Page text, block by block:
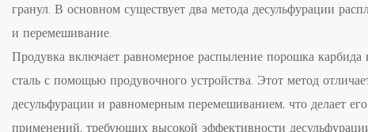
гранул. В основном существует два метода десульфурации
и перемешивание.
Продувка включает равномерное распыление порошка карбида
сталь с помощью продувочного устройства. Этот метод
десульфурации и равномерным перемешиванием, что делает
применений, требующих высокой эффективности